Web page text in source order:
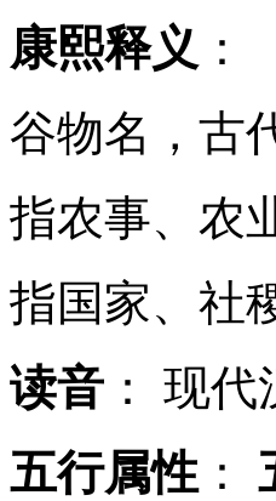
康熙释义 ：
谷物名，古
指农事、农
指国家、社
读音 ： 现
五行属性 ：